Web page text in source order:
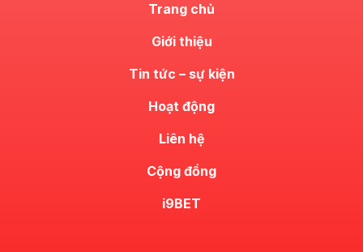
Trang chủ
Giới thiệu
Tin tức – sự kiện
Hoạt động
Liên hệ
Cộng đồng
i9BET